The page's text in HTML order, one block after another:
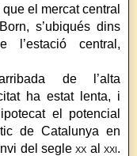
el mercat central
s’ubiqués dins
l’estació central,
de l’alta
ha estat lenta, i
el potencial
de Catalunya en
del seglexx alxxi.